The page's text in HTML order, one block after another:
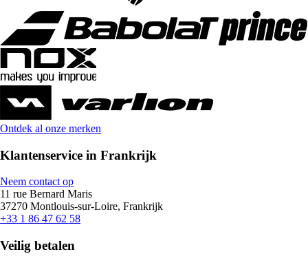
Ontdek al onze merken
Klantenservice in Frankrijk
Neem contact op
11 rue Bernard Maris
37270 Montlouis-sur-Loire, Frankrijk
+33 1 86 47 62 58
Veilig betalen